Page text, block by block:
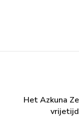
Het Azkuna